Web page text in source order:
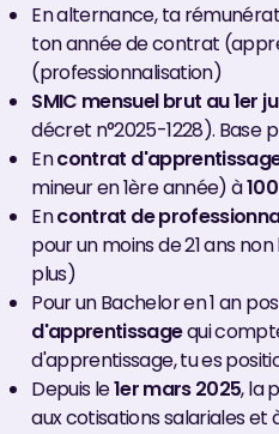
En alternance, ta
ton année de contrat
(professionnalisation)
SMIC mensuel brut au 1er
décret n°2025-1228). Base
Encontrat
mineur en 1ère année) à
Encontrat de
pour un moins de 21 ans
plus)
Pour un Bachelor en 1 an
d'apprentissagequi
d'apprentissage, tu es
Depuis le1er mars 2025, la
aux cotisations salariales et